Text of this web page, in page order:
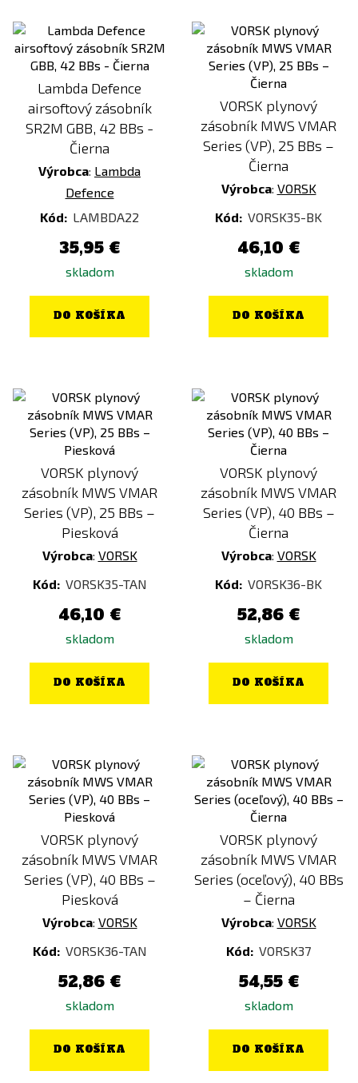
Lambda Defence
airsoftový zásobník
SR2M GBB, 42 BBs -
Čierna
Výrobca: Lambda
Defence
Kód: LAMBDA22
35,95 €
skladom
DO KOŠÍKA
VORSK plynový
zásobník MWS VMAR
Series (VP), 25 BBs –
Čierna
Výrobca: VORSK
Kód: VORSK35-BK
46,10 €
skladom
DO KOŠÍKA
VORSK plynový
zásobník MWS VMAR
Series (VP), 25 BBs –
Piesková
Výrobca: VORSK
Kód: VORSK35-TAN
46,10 €
skladom
DO KOŠÍKA
VORSK plynový
zásobník MWS VMAR
Series (VP), 40 BBs –
Čierna
Výrobca: VORSK
Kód: VORSK36-BK
52,86 €
skladom
DO KOŠÍKA
VORSK plynový
zásobník MWS VMAR
Series (VP), 40 BBs –
Piesková
Výrobca: VORSK
Kód: VORSK36-TAN
52,86 €
skladom
DO KOŠÍKA
VORSK plynový
zásobník MWS VMAR
Series (oceľový), 40 BBs
– Čierna
Výrobca: VORSK
Kód: VORSK37
54,55 €
skladom
DO KOŠÍKA